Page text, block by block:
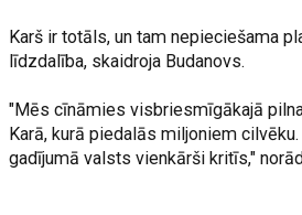
Karš ir totāls, un tam nepieciešama
līdzdalība, skaidroja Budanovs.
"Mēs cīnāmies visbriesmīgākajā
Karā, kurā piedalās miljoniem
gadījumā valsts vienkārši kritīs,"